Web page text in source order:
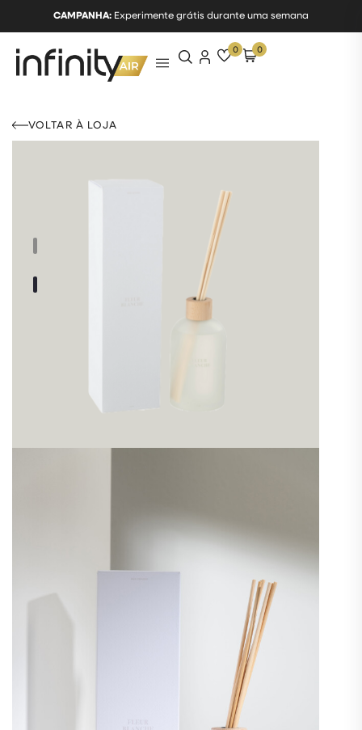
CAMPANHA: Experimente grátis durante uma semana
0 0
VOLTAR À LOJA